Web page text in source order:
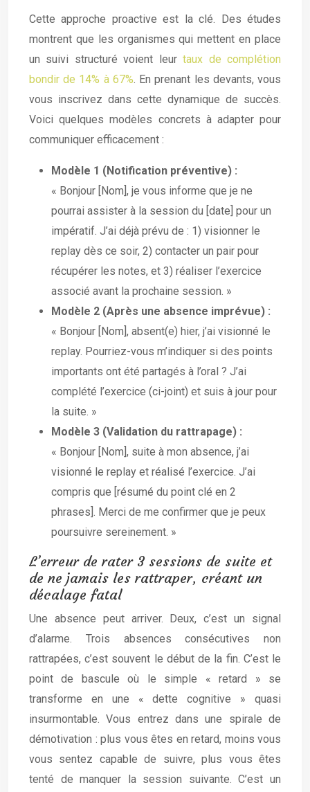
Cette approche proactive est la clé. Des études
montrent que les organismes qui mettent en place
un suivi structuré voient leurtaux de complétion
bondir de 14% à 67%. En prenant les devants, vous
vous inscrivez dans cette dynamique de succès.
Voici quelques modèles concrets à adapter pour
communiquer efficacement :
Modèle 1 (Notification préventive) :
« Bonjour [Nom], je vous informe que je ne
pourrai assister à la session du [date] pour un
impératif. J’ai déjà prévu de : 1) visionner le
replay dès ce soir, 2) contacter un pair pour
récupérer les notes, et 3) réaliser l’exercice
associé avant la prochaine session. »
Modèle 2 (Après une absence imprévue) :
« Bonjour [Nom], absent(e) hier, j’ai visionné le
replay. Pourriez-vous m’indiquer si des points
importants ont été partagés à l’oral ? J’ai
complété l’exercice (ci-joint) et suis à jour pour
la suite. »
Modèle 3 (Validation du rattrapage) :
« Bonjour [Nom], suite à mon absence, j’ai
visionné le replay et réalisé l’exercice. J’ai
compris que [résumé du point clé en 2
phrases]. Merci de me confirmer que je peux
poursuivre sereinement. »
L’erreur de rater 3 sessions de suite et
de ne jamais les rattraper, créant un
décalage fatal
Une absence peut arriver. Deux, c’est un signal
d’alarme. Trois absences consécutives non
rattrapées, c’est souvent le début de la fin. C’est le
point de bascule où le simple « retard » se
transforme en une « dette cognitive » quasi
insurmontable. Vous entrez dans une spirale de
démotivation : plus vous êtes en retard, moins vous
vous sentez capable de suivre, plus vous êtes
tenté de manquer la session suivante. C’est un